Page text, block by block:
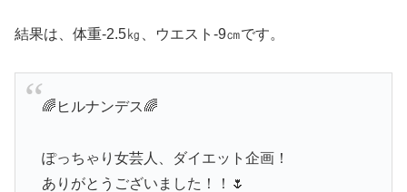
結果は、体重-2.5㎏、ウエスト-9㎝です。
🌈ヒルナンデス🌈
ぽっちゃり女芸人、ダイエット企画！
ありがとうございました！！🌷